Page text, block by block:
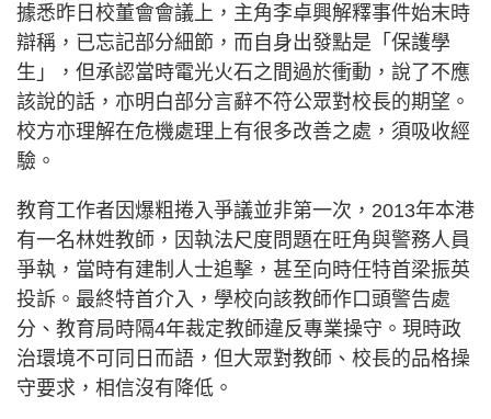
據悉昨日校董會會議上，主角李卓興解釋事件始末時
辯稱，已忘記部分細節，而自身出發點是「保護學
生」，但承認當時電光火石之間過於衝動，說了不應
該說的話，亦明白部分言辭不符公眾對校長的期望。
校方亦理解在危機處理上有很多改善之處，須吸收經
驗。
教育工作者因爆粗捲入爭議並非第一次，2013年本港
有一名林姓教師，因執法尺度問題在旺角與警務人員
爭執，當時有建制人士追擊，甚至向時任特首梁振英
投訴。最終特首介入，學校向該教師作口頭警告處
分、教育局時隔4年裁定教師違反專業操守。現時政
治環境不可同日而語，但大眾對教師、校長的品格操
守要求，相信沒有降低。